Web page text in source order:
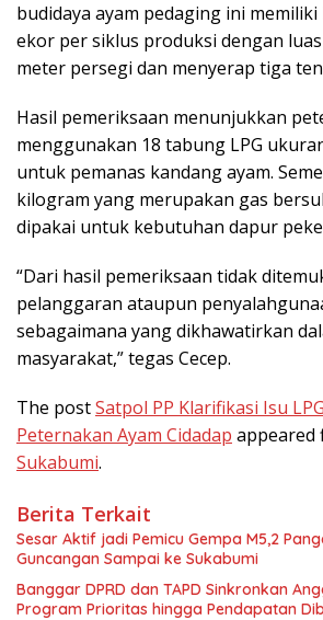
budidaya ayam pedaging ini
ekor per siklus produksi dengan
meter persegi dan menyerap tiga
Hasil pemeriksaan menunjukkan
menggunakan 18 tabung LPG
untuk pemanas kandang ayam.
kilogram yang merupakan gas
dipakai untuk kebutuhan dapur
“Dari hasil pemeriksaan tidak
pelanggaran ataupun
sebagaimana yang dikhawatirkan
masyarakat,” tegas Cecep.
The postSatpol PP Klarifikasi Isu
Peternakan Ayam Cidadap appeared
Sukabumi.
Berita Terkait
Sesar Aktif jadi Pemicu Gempa M5,2
Guncangan Sampai ke Sukabumi
Banggar DPRD dan TAPD Sinkronkan
Program Prioritas hingga Pendapatan